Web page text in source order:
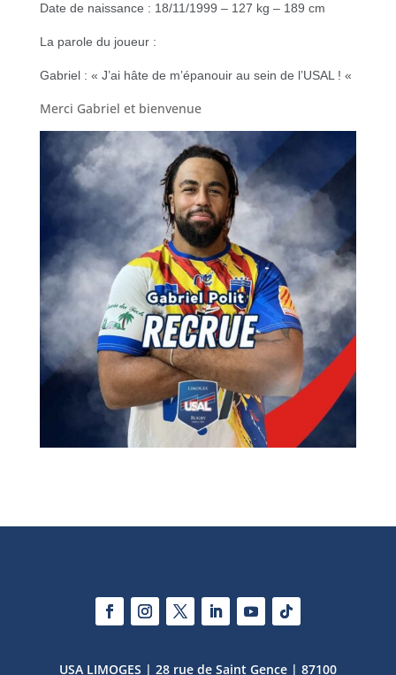
Date de naissance : 18/11/1999 – 127 kg – 189 cm
La parole du joueur :
Gabriel : « J’ai hâte de m’épanouir au sein de l’USAL ! «
Merci Gabriel et bienvenue
USA LIMOGES | 28 rue de Saint Gence | 87100